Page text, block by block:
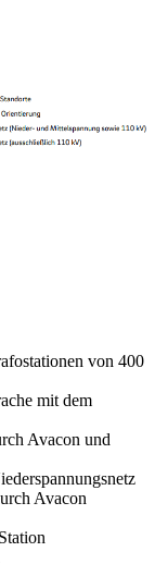
von 400
mit dem
Avacon und
Avacon